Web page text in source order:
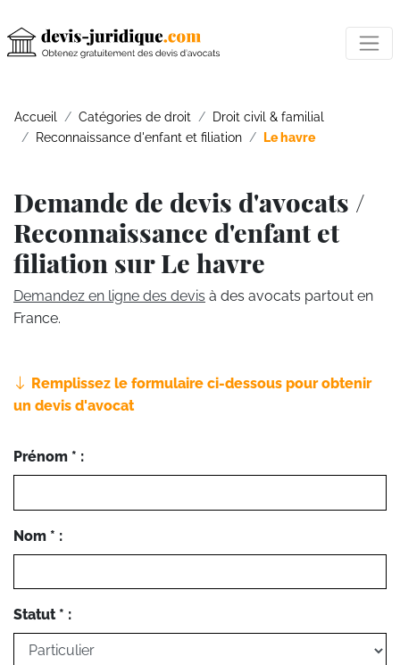
Accueil Catégories de droit
Droit civil & familial
Reconnaissance d'enfant et filiation
Le havre
Demande de devis d'avocats /
Reconnaissance d'enfant et
filiation sur Le havre
Demandez en ligne des devis à des avocats partout en
France.
Remplissez le formulaire ci-dessous pour obtenir
un devis d'avocat
Prénom * :
Nom * :
Statut * :